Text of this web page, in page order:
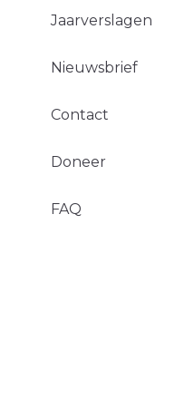
Jaarverslagen
Nieuwsbrief
Contact
Doneer
FAQ